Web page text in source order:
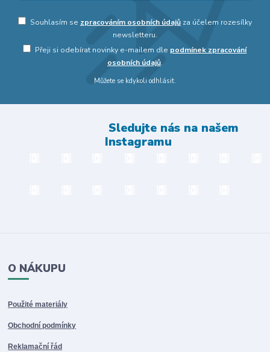
Souhlasím se zpracováním osobních údajůza účelem rozesílky
newsletteru.
Přeji si odebírat novinky e-mailem dle podmínek zpracování
osobních údajů.
Můžete se kdykoli odhlásit.
Sledujte nás na našem
Instagramu
O NÁKUPU
Použité materiály
Obchodní podmínky
Reklamační řád